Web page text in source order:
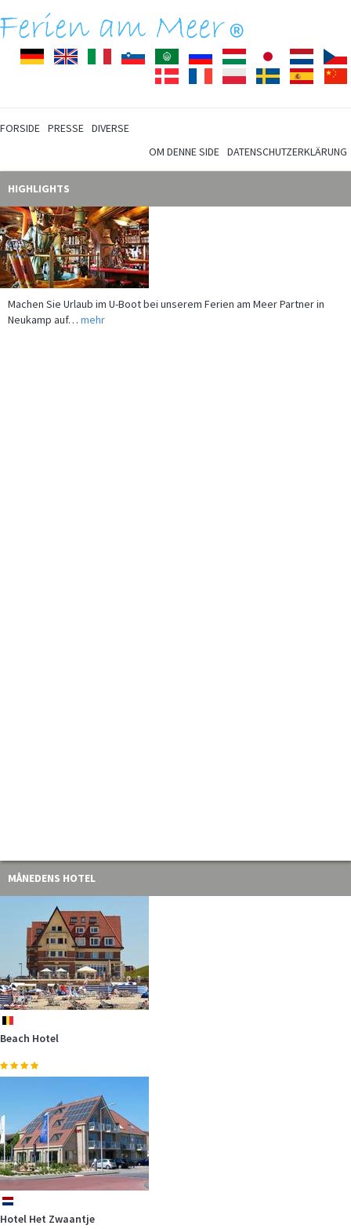
DeutschEnglish ItalianoSlovenščinaArabischPусскийMagyar Japanisch
Dansk
FrançaisPolski SvenskaEspañol
FORSIDE PRESSE DIVERSE
OM DENNE SIDE DATENSCHUTZERKLÄRUNG
HIGHLIGHTS
Machen Sie Urlaub im U-Boot bei unserem Ferien am Meer Partner in
Neukamp auf… mehr
MÅNEDENS HOTEL
be
Beach Hotel
nl
Hotel Het Zwaantje